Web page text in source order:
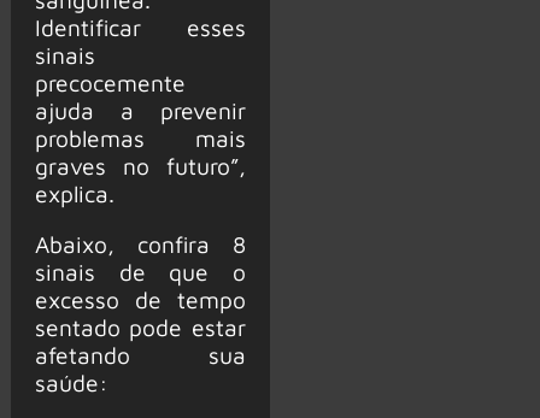
Identificar esses
sinais
precocemente
ajuda a prevenir
problemas mais
graves no futuro”,
explica.
Abaixo, confira 8
sinais de que o
excesso de tempo
sentado pode estar
afetando sua
saúde: